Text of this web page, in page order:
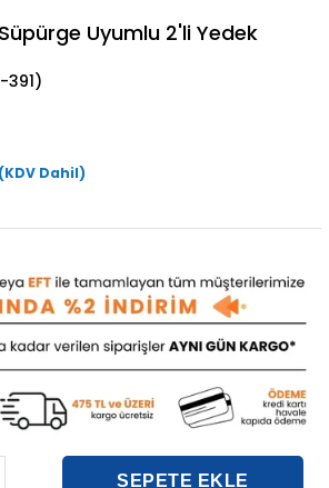
Uyumlu 2'li Yedek
391)
(KDV Dahil)